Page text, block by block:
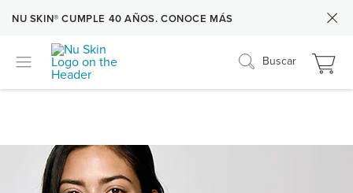
NU SKIN® CUMPLE 40 AÑOS. CONOCE MÁS
Buscar